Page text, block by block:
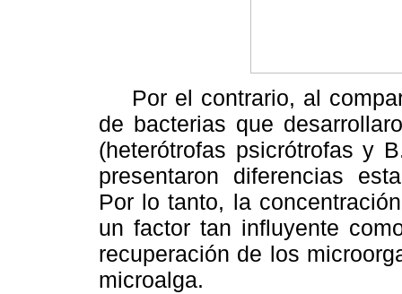
Por el contrario, al
de bacterias que
(heterótrofas psicrótrofas y
presentaron diferencias
Por lo tanto, la
un factor tan influyente
recuperación de los
microalga.